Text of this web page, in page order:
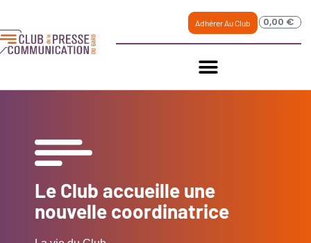
Adhérer Au Club 0,00 €
Le Club accueille une
nouvelle coordinatrice